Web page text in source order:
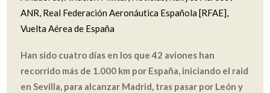
ANR, Real Federación Aeronáutica Española [RFAE],
Vuelta Aérea de España
Han sido cuatro días en los que 42 aviones han
recorrido más de 1.000 km por España, iniciando el raid
en Sevilla, para alcanzar Madrid, tras pasar por León y